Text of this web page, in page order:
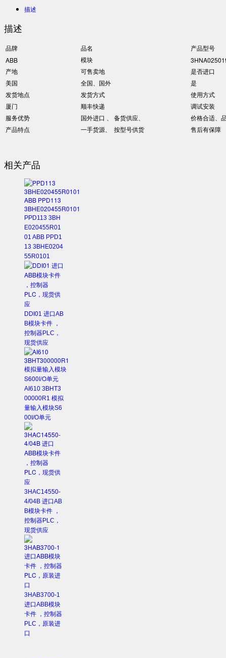
描述
描述
品牌 品名
产品型号
ABB
模块
产地
可售卖地
是否进口
美国
全国、国外
是
发货地点
发货方式
使用方式
厦门
顺丰快递
调试安装
服务优势
国外进口 、 备货供应、
价格合适、
产品特点
一手货源、 按型号供货 售后有保障
相关产品
PPD113 3BH
E020455R01
01 ABB PPD1
13 3BHE0204
55R0101
DDI01 进口AB
B模块卡件 ，
控制器PLC，
现货供应
AI610 3BHT3
00000R1 模拟
量输入模块S6
00I/O单元
3HAC14550-
4/04B 进口AB
B模块卡件 ，
控制器PLC，
现货供应
3HAB3700-1
进口ABB模块
卡件 ，控制器
PLC，原装进
口